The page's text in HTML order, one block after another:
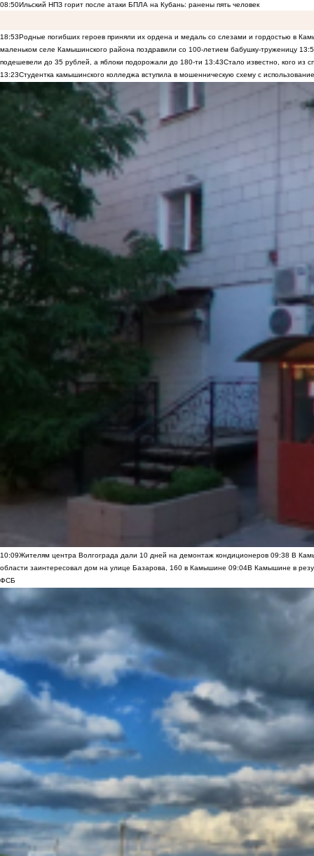
08:50Ильский НПЗ горит после атаки БПЛА на Кубань: ранены пять человек
18:53Родные погибших героев приняли их ордена и медаль со слезами и гордостью в
маленьком селе Камышинского района поздравили со 100-летием бабушку-труженицу
подешевели до 35 рублей, а яблоки подорожали до 180-ти 13:43Стало известно, кого из
13:23Студентка камышинского колледжа вступила в мошенническую схему с
10:09Жителям центра Волгограда дали 10 дней на демонтаж кондиционеров 09:38 В
области заинтересовал дом на улице Базарова, 160 в Камышине 09:04В Камышине в
ФСБ